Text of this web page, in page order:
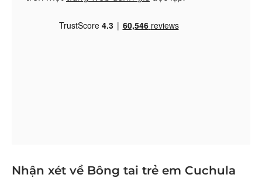
Nhận xét về Bông tai trẻ em Cuchula